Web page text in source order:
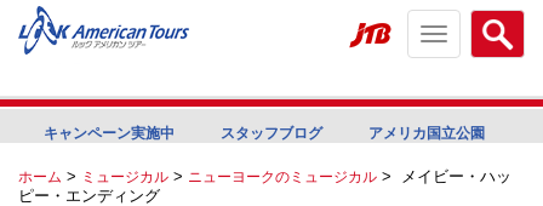
Search
menu
Toggle
navigation
キャンペーン実施中 スタッフブログ アメリカ国立公園
ホーム > ミュージカル > ニューヨークのミュージカル >
メイビー・ハッ
ピー・エンディング